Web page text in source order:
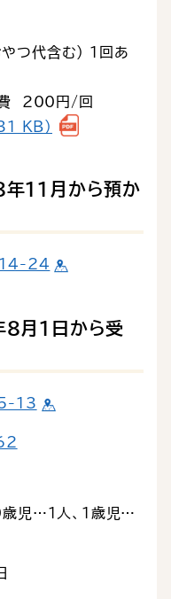
つ代含む） 1回あ
費 200円/回
KB）
年11月から預か
14-24
月１日から受
5-13
歳児…1人、1歳児…